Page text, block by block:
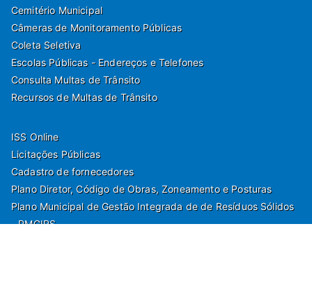
Cemitério Municipal
Câmeras de Monitoramento Públicas
Coleta Seletiva
Escolas Públicas - Endereços e Telefones
Consulta Multas de Trânsito
Recursos de Multas de Trânsito
ISS Online
Licitações Públicas
Cadastro de fornecedores
Plano Diretor, Código de Obras, Zoneamento e Posturas
Plano Municipal de Gestão Integrada de de Resíduos Sólidos
- PMGIRS